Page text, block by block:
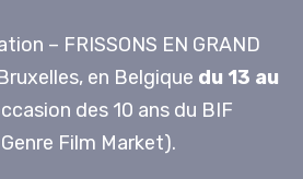
– FRISSONS EN GRAND
en Belgique du 13 au
des 10 ans du BIF
Film Market).